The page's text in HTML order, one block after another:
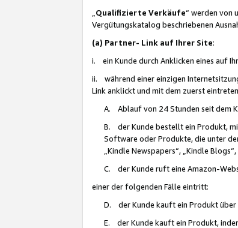
Qualifizierte Verkäufe“ werden von
Vergütungskatalog beschriebenen
(a) Partner- Link auf Ihrer Site:
i. ein Kunde durch Anklicken eines auf
ii. während einer einzigen
Link anklickt und mit dem zuerst
A. Ablauf von 24 Stunden seit dem
B. der Kunde bestellt ein Produkt,
Software oder Produkte, die unter
„Kindle Newspapers“, „Kindle
C. der Kunde ruft eine Amazon-
einer der folgenden Fälle eintritt:
D. der Kunde kauft ein Produkt
E. der Kunde kauft ein Produkt,